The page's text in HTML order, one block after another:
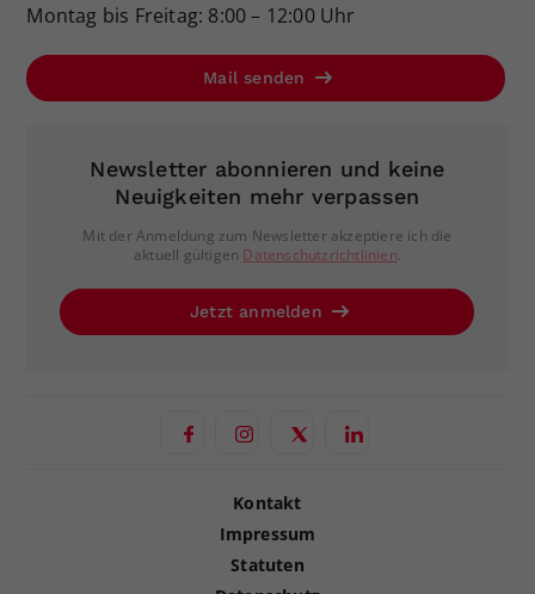
Montag bis Freitag: 8:00 – 12:00 Uhr
Mail senden
Newsletter abonnieren und keine
Neuigkeiten mehr verpassen
Mit der Anmeldung zum Newsletter akzeptiere ich die
aktuell gültigen Datenschutzrichtlinien.
Jetzt anmelden
Kontakt
Impressum
Statuten